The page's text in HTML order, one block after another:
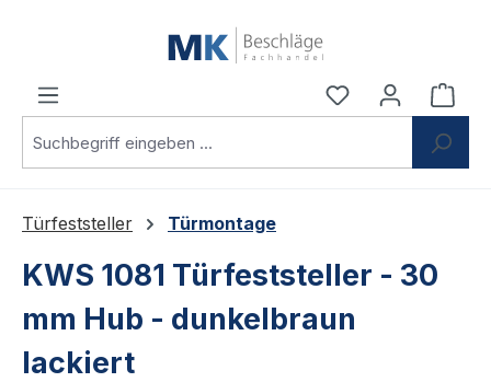
Du hast 0
Türfeststeller Türmontage
KWS 1081 Türfeststeller - 30
mm Hub - dunkelbraun
lackiert